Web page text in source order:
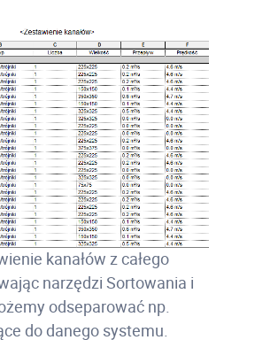
kanałów z całego
narzędzi Sortowania i
odseparować np.
do danego systemu.